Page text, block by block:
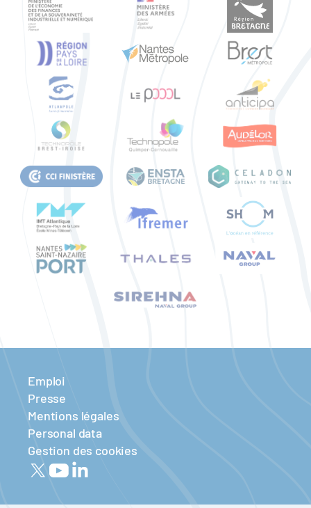
Emploi
Presse
Mentions légales
Personal data
Gestion des cookies